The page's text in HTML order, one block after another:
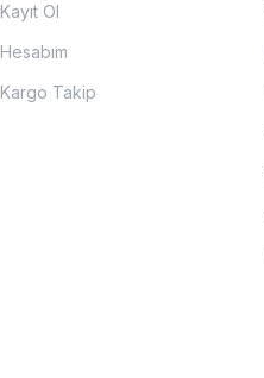
Kayıt Ol
Hesabım
Kargo Takip